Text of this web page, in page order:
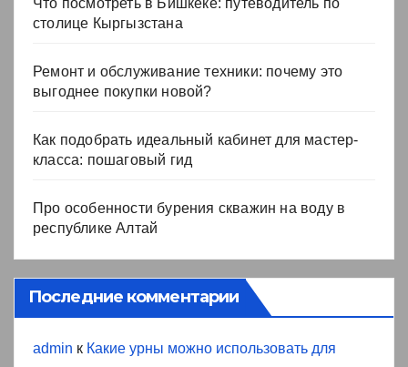
столице Кыргызстана
Ремонт и обслуживание техники: почему это
выгоднее покупки новой?
Как подобрать идеальный кабинет для мастер-
класса: пошаговый гид
Про особенности бурения скважин на воду в
республике Алтай
Последние комментарии
admin к Какие урны можно использовать для